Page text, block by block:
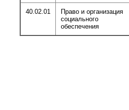
40.02.01
Право и организация
социального
обеспечения